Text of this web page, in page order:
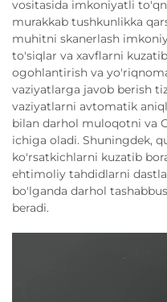
vositasida imkoniyatli
murakkab tushkunlikka
muhitni skanerlash
to'siqlar va xavflarni
ogohlantirish va
vaziyatlarga javob berish
vaziyatlarni avtomatik
bilan darhol muloqotni va
ichiga oladi. Shuningdek,
ko'rsatkichlarni kuzatib
ehtimoliy tahdidlarni
bo'lganda darhol
beradi.